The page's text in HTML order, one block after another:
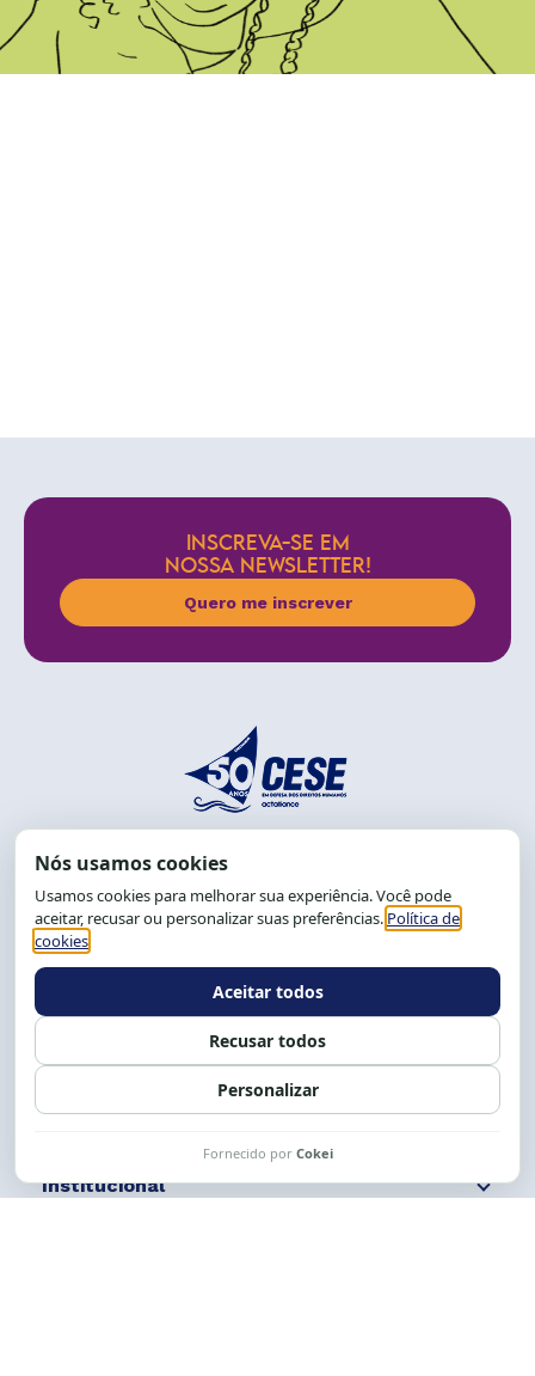
INSCREVA-SE EM
NOSSA NEWSLETTER!
Quero me inscrever
End.: R. da Graça, 150. Graça
CEP: 40.150-055
Salvador-BA, Brasil.
Tel.: (71) 2104-5457, Cel.: (71) 9 9239-2104 ou 2105
Expediente: 8h às 12h e 13 às 17h.
Siga nossas redes Fale conosco
Institucional